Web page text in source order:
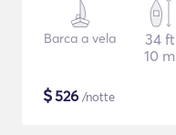
Barca a vela
34 ft
10 m
$526 /notte